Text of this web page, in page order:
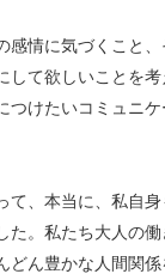
感情に気づくこと
して欲しいことを
つけたいコミュニ
て、本当に、私自
た。私たち大人の
どん豊かな人間関係